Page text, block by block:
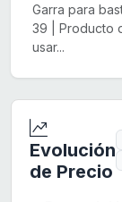
Garra para
39 | Producto
usar...
Evolución
de Precio